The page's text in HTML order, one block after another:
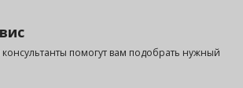
помогут вам подобрать нужный